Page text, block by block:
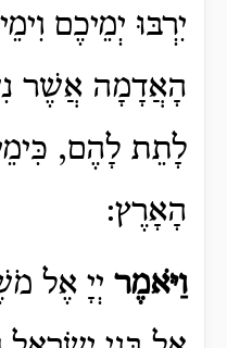
יִרְבּוּ יְמֵיכֶם
הָאֲדָמָה אֲשֶׁר
לָתֵת לָהֶם,
הָאָרֶץ:
וַיֹּאמֶר יְיָ אֶל